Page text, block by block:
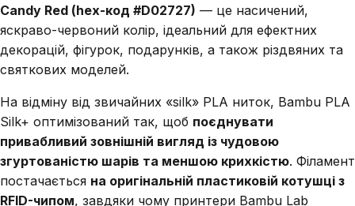
Candy Red (hex-код #D02727) — це насичений,
яскраво-червоний колір, ідеальний для ефектних
декорацій, фігурок, подарунків, а також різдвяних та
святкових моделей.
На відміну від звичайних «silk» PLA ниток, Bambu PLA
Silk+ оптимізований так, щоб поєднувати
привабливий зовнішній вигляд із чудовою
згуртованістю шарів та меншою крихкістю. Філамент
постачається на оригінальній пластиковій котушці з
RFID-чипом, завдяки чому принтери Bambu Lab